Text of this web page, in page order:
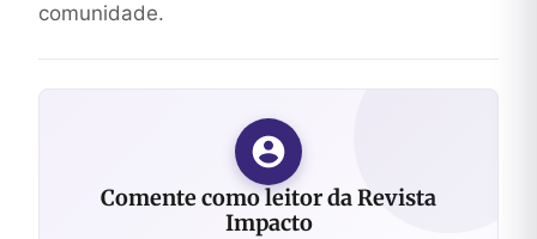
comunidade.
Comente como leitor da Revista
Impacto